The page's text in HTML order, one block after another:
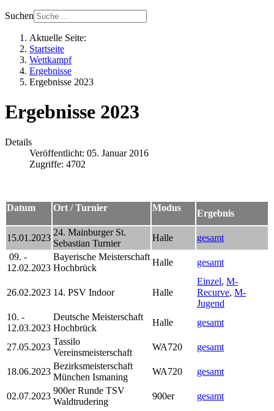
Suchen
Aktuelle Seite:
Startseite
Wettkampf
Ergebnisse
Ergebnisse 2023
Ergebnisse 2023
Details
Veröffentlicht: 05. Januar 2016
Zugriffe: 4702
Datum Ort / Turnier Modus
Ergebnis
15.01.2023
24. Mainburger St.
Sebastian Turnier
Halle
gesamt
09. -
12.02.2023
Bayerische Meisterschaft
Hochbrück
Halle gesamt
26.02.2023 14. PSV Indoor Halle
Einzel, M-
Recurve, M-
Jugend
10. -
12.03.2023
Deutsche Meisterschaft
Hochbrück
Halle gesamt
27.05.2023
Tassilo
Vereinsmeisterschaft
WA720 gesamt
18.06.2023
Bezirksmeisterschaft
München Ismaning
WA720 gesamt
02.07.2023
900er Runde TSV
Waldtrudering
900er
gesamt